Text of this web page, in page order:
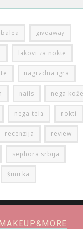
balea giveaway
lakovi za nokte
nagradna igra
nails nega kože
nega tela nokti
recenzija review
sephora srbija
šminka
MAKEUP&MORE